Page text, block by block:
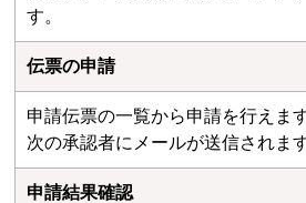
す。
伝票の申請
申請伝票の一覧から申請を行えま
次の承認者にメールが送信されます
申請結果確認